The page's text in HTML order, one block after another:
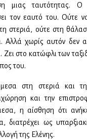
μιας ταυτότητας. Ο
τον εαυτό του. Ούτε
στεριά, ούτε στη
Αλλά χωρίς αυτόν δεν
Ζει στο κατώφλι των
του.
στη στεριά και
και την
η αίσθηση ότι
διατρέχει ως
της Ελένης.